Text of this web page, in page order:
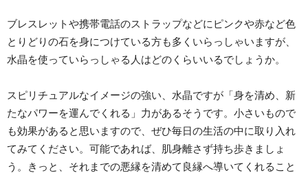
ブレスレットや携帯電話のストラップなどにピンクや赤など色
とりどりの石を身につけている方も多くいらっしゃいますが、
水晶を使っていらっしゃる人はどのくらいいるでしょうか。
スピリチュアルなイメージの強い、水晶ですが「身を清め、新
たなパワーを運んでくれる」力があるそうです。小さいもので
も効果があると思いますので、ぜひ毎日の生活の中に取り入れ
てみてください。可能であれば、肌身離さず持ち歩きましょ
う。きっと、それまでの悪縁を清めて良縁へ導いてくれること